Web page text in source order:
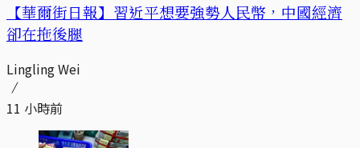
【華爾街日報】習近平想要強勢人民幣，中國經濟
卻在拖後腿
Lingling Wei
11 小時前